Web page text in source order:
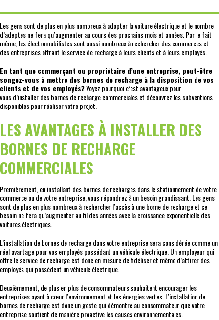
Les gens sont de plus en plus nombreux à adopter la voiture électrique et le nombre
d’adeptes ne fera qu’augmenter au cours des prochains mois et années. Par le fait
même, les électromobilistes sont aussi nombreux à rechercher des commerces et
des entreprises offrant le service de recharge à leurs clients et à leurs employés.
En tant que commerçant ou propriétaire d’une entreprise, peut-être
songez-vous à mettre des bornes de recharge à la disposition de vos
clients et de vos employés?Voyez pourquoi c’est avantageux pour
vousd’installer des bornes de recharge commercialeset découvrez les subventions
disponibles pour réaliser votre projet.
LES AVANTAGES À INSTALLER DES
BORNES DE RECHARGE
COMMERCIALES
Premièrement, en installant des bornes de recharges dans le stationnement de votre
commerce ou de votre entreprise, vous répondrez à un besoin grandissant. Les gens
sont de plus en plus nombreux à rechercher l’accès à une borne de recharge et ce
besoin ne fera qu’augmenter au fil des années avec la croissance exponentielle des
voitures électriques.
L’installation de bornes de recharge dans votre entreprise sera considérée comme un
réel avantage pour vos employés possédant un véhicule électrique. Un employeur qui
offre le service de recharge est donc en mesure de fidéliser et même d’attirer des
employés qui possèdent un véhicule électrique.
Deuxièmement, de plus en plus de consommateurs souhaitent encourager les
entreprises ayant à cœur l’environnement et les énergies vertes. L’installation de
bornes de recharge est donc un geste qui démontre au consommateur que votre
entreprise soutient de manière proactive les causes environnementales.